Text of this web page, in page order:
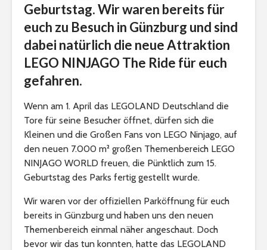
Geburtstag. Wir waren bereits für
euch zu Besuch in Günzburg und sind
dabei natürlich die neue Attraktion
LEGO NINJAGO The Ride für euch
gefahren.
Wenn am 1. April das LEGOLAND Deutschland die
Tore für seine Besucher öffnet, dürfen sich die
Kleinen und die Großen Fans von LEGO Ninjago, auf
den neuen 7.000 m² großen Themenbereich LEGO
NINJAGO WORLD freuen, die Pünktlich zum 15.
Geburtstag des Parks fertig gestellt wurde.
Wir waren vor der offiziellen Parköffnung für euch
bereits in Günzburg und haben uns den neuen
Themenbereich einmal näher angeschaut. Doch
bevor wir das tun konnten, hatte das LEGOLAND